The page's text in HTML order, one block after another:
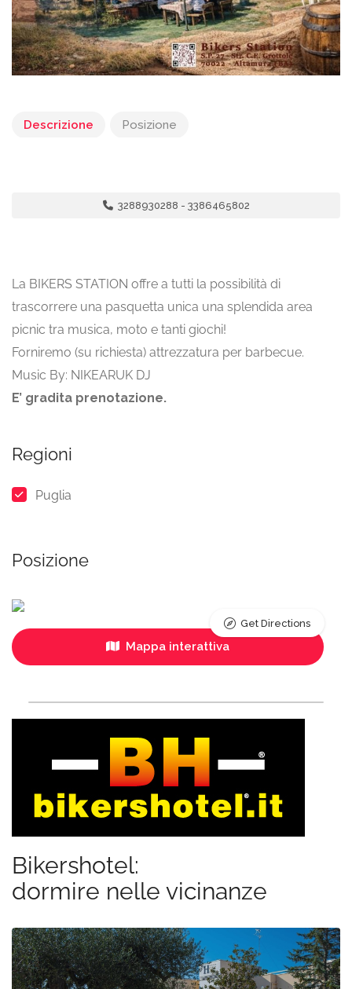
Descrizione Posizione
3288930288 - 3386465802
La BIKERS STATION offre a tutti la possibilità di
trascorrere una pasquetta unica una splendida area
picnic tra musica, moto e tanti giochi!
Forniremo (su richiesta) attrezzatura per barbecue.
Music By: NIKEARUK DJ
E’ gradita prenotazione.
Regioni
Puglia
Posizione
Mappa interattiva
Get Directions
Bikershotel:
dormire nelle vicinanze